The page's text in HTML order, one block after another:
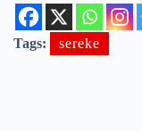
Tags: sereke